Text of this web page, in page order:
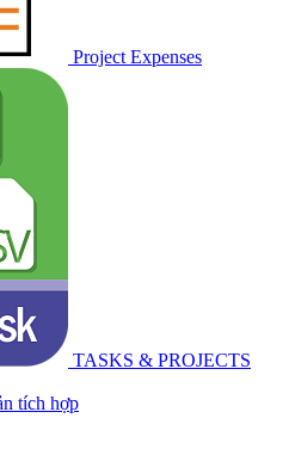
Project Expenses
TASKS & PROJECTS
tích hợp